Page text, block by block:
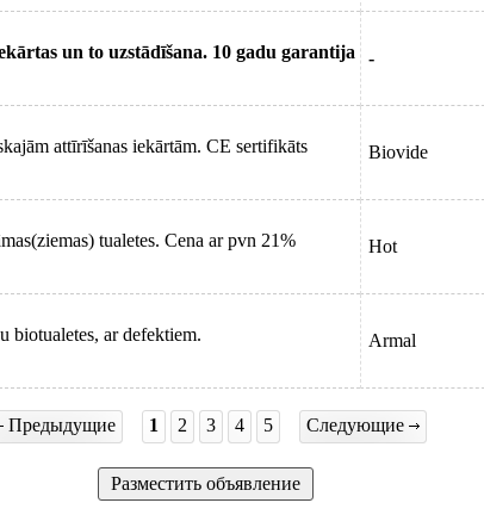
un to uzstādīšana. 10 gadu garantija
-
attīrīšanas iekārtām. CE sertifikāts
Biovide
tualetes. Cena ar pvn 21% Hot
biotualetes, ar defektiem. Armal
Предыдущие 1 2 3 4 5 Следующие